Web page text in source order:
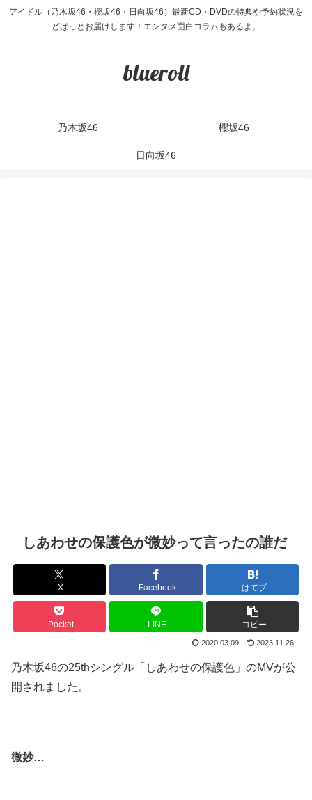
アイドル（乃木坂46・櫻坂46・日向坂46）最新CD・DVDの特典や予約状況を
どばっとお届けします！エンタメ面白コラムもあるよ。
blueroll
乃木坂46 櫻坂46
日向坂46
しあわせの保護色が微妙って言ったの誰だ
X Facebook はてブ
Pocket LINE コピー
2020.03.09 2023.11.26
乃木坂46の25thシングル「しあわせの保護色」のMVが公
開されました。
微妙…